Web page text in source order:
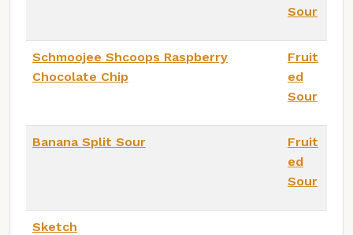
Sour
Schmoojee Shcoops Raspberry
Chocolate Chip
Fruit
ed
Sour
Banana Split Sour
Fruit
ed
Sour
Sketch